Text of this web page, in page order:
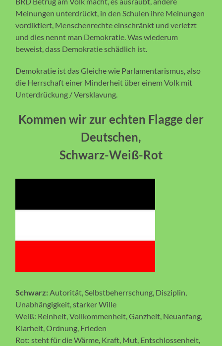
Meinungen unterdrückt, in den Schulen ihre Meinungen
vordiktiert, Menschenrechte einschränkt und verletzt
und dies nennt man Demokratie. Was wiederum
beweist, dass Demokratie schädlich ist.
Demokratie ist das Gleiche wie Parlamentarismus, also
die Herrschaft einer Minderheit über einem Volk mit
Unterdrückung / Versklavung.
Kommen wir zur echten Flagge der
Deutschen,
Schwarz-Weiß-Rot
Schwarz:Autorität, Selbstbeherrschung, Disziplin,
Unabhängigkeit, starker Wille
Weiß: Reinheit, Vollkommenheit, Ganzheit, Neuanfang,
Klarheit, Ordnung, Frieden
Rot: steht für die Wärme, Kraft, Mut, Entschlossenheit,